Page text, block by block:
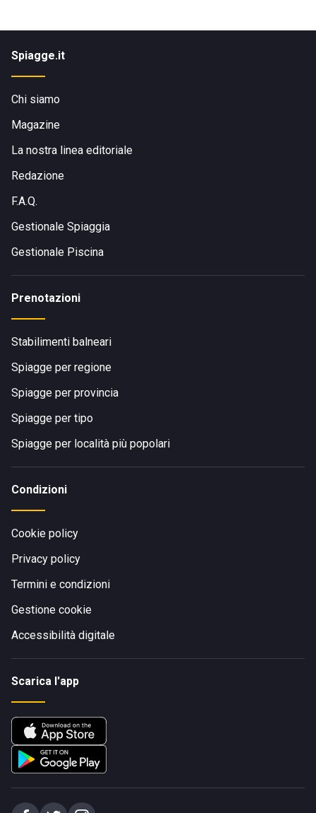
Spiagge.it
Chi siamo
Magazine
La nostra linea editoriale
Redazione
F.A.Q.
Gestionale Spiaggia
Gestionale Piscina
Prenotazioni
Stabilimenti balneari
Spiagge per regione
Spiagge per provincia
Spiagge per tipo
Spiagge per località più popolari
Condizioni
Cookie policy
Privacy policy
Termini e condizioni
Gestione cookie
Accessibilità digitale
Scarica l'app